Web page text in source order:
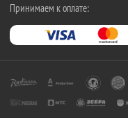
Принимаем к оплате: